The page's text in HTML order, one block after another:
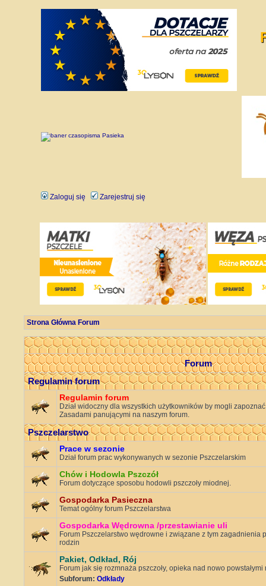
Zaloguj się Zarejestruj się
Strona Główna Forum
Forum
Regulamin forum
Regulamin forum
Dział widoczny dla wszystkich użytkowników by mogli
Zasadami panującymi na naszym forum.
Pszczelarstwo
Prace w sezonie
Dział forum prac wykonywanych w sezonie Pszczelarskim
Chów i Hodowla Pszczół
Forum dotyczące sposobu hodowli pszczoły miodnej.
Gospodarka Pasieczna
Temat ogólny forum Pszczelarstwa
Gospodarka Wędrowna /przestawianie uli
Forum Pszczelarstwo wędrowne i związane z tym zagadnienia
rodzin
Pakiet, Odkład, Rój
Forum jak się rozmnaża pszczoły, opieka nad nowo
Subforum: Odkłady